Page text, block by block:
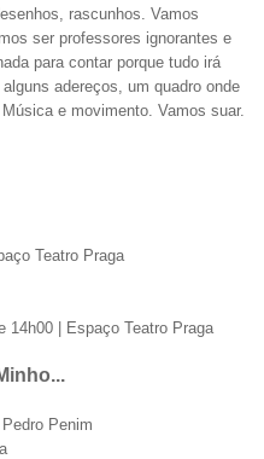
rascunhos. Vamos
ser professores ignorantes e
para contar porque tudo irá
adereços, um quadro onde
e movimento. Vamos suar.
Teatro Praga
14h00 | Espaço Teatro Praga
Penim